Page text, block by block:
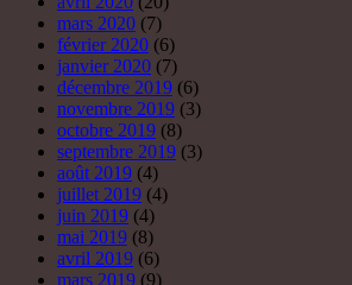
février 2019(7)
janvier 2019 (9)
novembre 2018(8)
octobre 2018(8)
septembre 2018 (8)
août 2018(10)
juillet 2018(6)
juin 2018(9)
mai 2018(10)
avril 2018(10)
mars 2018(11)
février 2018(5)
janvier 2018(7)